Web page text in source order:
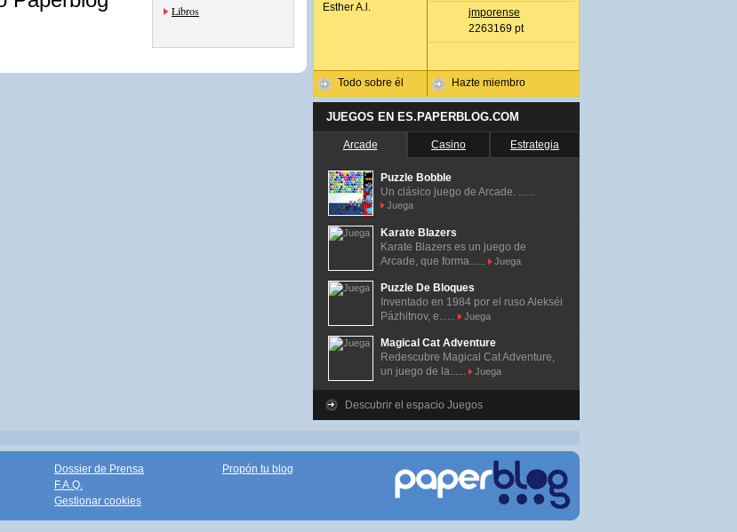
Libros
Esther A.l.
Todo sobre él
jmporense
2263169 pt
Hazte miembro
JUEGOS EN ES.PAPERBLOG.COM
Arcade Casino Estrategia
Puzzle Bobble
Un clásico juego de Arcade. ......
Juega
Karate Blazers
Karate Blazers es un juego de
Arcade, que forma......
Juega
Puzzle De Bloques
Inventado en 1984 por el ruso Alekséi
Pázhitnov, e......
Juega
Magical Cat Adventure
Redescubre Magical Cat Adventure,
un juego de la......
Juega
Descubrir el espacio Juegos
Dossier de Prensa
F.A.Q.
Gestionar cookies
Propón tu blog